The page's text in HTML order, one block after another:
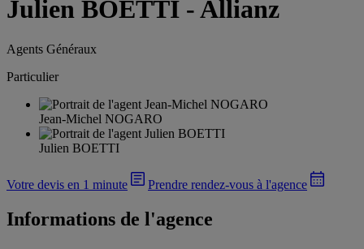
Julien BOETTI - Allianz
Agents Généraux
Particulier
Jean-Michel NOGARO
Julien BOETTI
Votre devis en 1 minute Prendre rendez-vous à l'agence
Informations de l'agence